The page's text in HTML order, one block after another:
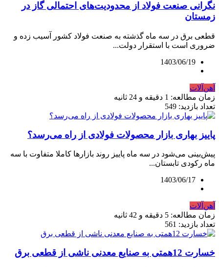
نگرانی صنعت فولاد از محدودیت‌های احتمالی گاز در
زمستان
قطعی برق در سه ماه گذشته به صنعت فولاد کشور آسیب زده و
ضروری است با استقرار دولت...
1403/06/19
آهن‌آلات
زمان مطالعه: 1 دقیقه و 24 ثانیه
تعداد بازدید: 549
پاییز بهاری بازار محصولات فولادی از راه می‌رسد؟
پیش‌بینی می‌شود در سه ماه پاییز روند بازارها کاملا متفاوت با سه
ماه رکودی تابستان...
1403/06/17
آهن‌آلات
زمان مطالعه: 5 دقیقه و 42 ثانیه
تعداد بازدید: 561
خسارت 12همتی به صنایع معدنی ناشی از قطعی برق